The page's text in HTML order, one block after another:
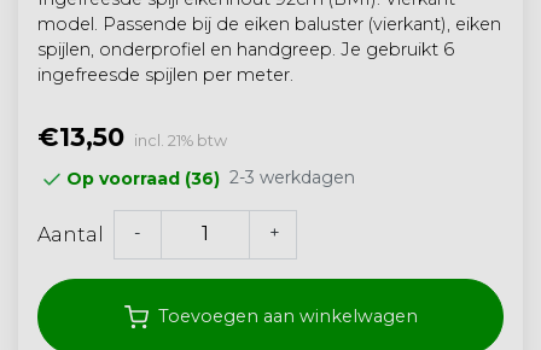
model. Passende bij de eiken baluster (vierkant), eiken
spijlen, onderprofiel en handgreep. Je gebruikt 6
ingefreesde spijlen per meter.
€13,50 incl. 21% btw
Op voorraad (36) 2-3 werkdagen
Aantal - +
Toevoegen aan winkelwagen